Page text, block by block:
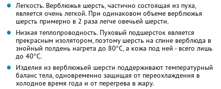
Легкость. Верблюжья шерсть, частично состоящая из пуха,
является очень легкой. При одинаковом объеме верблюжья
шерсть примерно в 2 раза легче овечьей шерсти.
Низкая теплопроводность. Пуховый подшерсток является
прекрасным изолятором, поэтому шерсть на спине верблюда в
знойный полдень нагрета до 80°С, а кожа под ней - всего лишь
до 40°С.
Изделия из верблюжьей шерсти поддерживают температурный
баланс тела, одновременно защищая от переохлаждения в
холодное время года и от перегрева в жару.